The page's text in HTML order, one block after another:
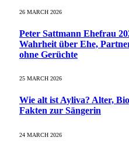
26 MARCH 2026
Peter Sattmann Ehefrau
Wahrheit über Ehe,
ohne Gerüchte
25 MARCH 2026
Wie alt ist Ayliva? Alter,
Fakten zur Sängerin
24 MARCH 2026